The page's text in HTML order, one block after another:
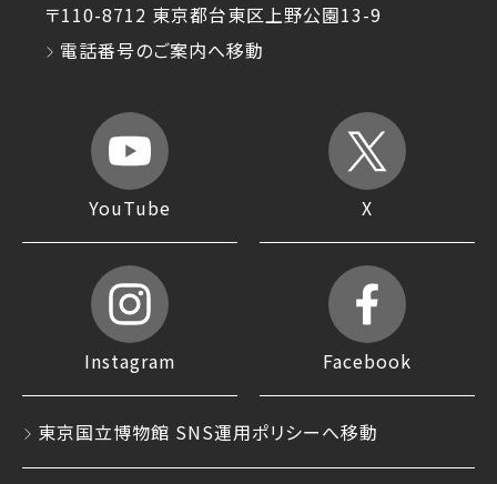
〒110-8712 東京都台東区上野公園13-9
電話番号のご案内へ移動
YouTube X
Instagram Facebook
東京国立博物館 SNS運用ポリシーへ移動